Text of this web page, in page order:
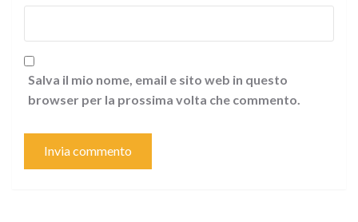
Salva il mio nome, email e sito web in questo
browser per la prossima volta che commento.